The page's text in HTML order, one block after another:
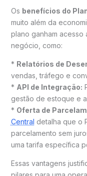
Os benefícios do
muito além da
plano ganham acesso
negócio, como:
* Relatórios de
vendas, tráfego e
* API de Integração:
gestão de estoque e
* Oferta de
Central detalha que o
parcelamento sem
uma tarifa específica
Essas vantagens